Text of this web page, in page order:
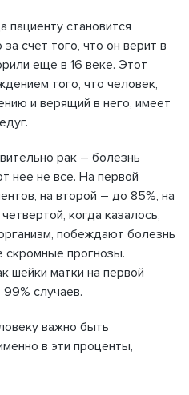
становится
счет того, что он верит в
еще в 16 веке. Этот
того, что человек,
и верящий в него, имеет
рак – болезнь
нее не все. На первой
на второй – до 85%, на
когда казалось,
побеждают болезнь
прогнозы.
шейки матки на первой
случаев.
важно быть
в эти проценты,